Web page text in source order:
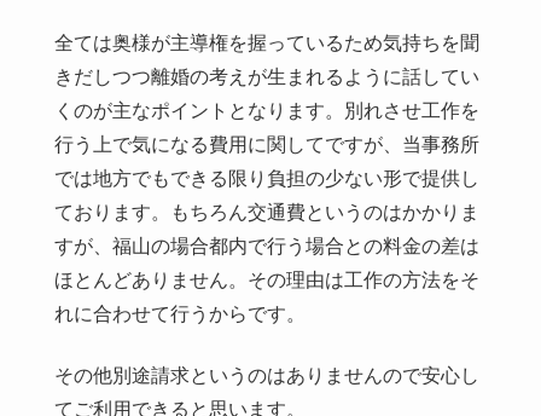
全ては奥様が主導権を握っているため気持ちを聞
きだしつつ離婚の考えが生まれるように話してい
くのが主なポイントとなります。別れさせ工作を
行う上で気になる費用に関してですが、当事務所
では地方でもできる限り負担の少ない形で提供し
ております。もちろん交通費というのはかかりま
すが、福山の場合都内で行う場合との料金の差は
ほとんどありません。その理由は工作の方法をそ
れに合わせて行うからです。
その他別途請求というのはありませんので安心し
てご利用できると思います。